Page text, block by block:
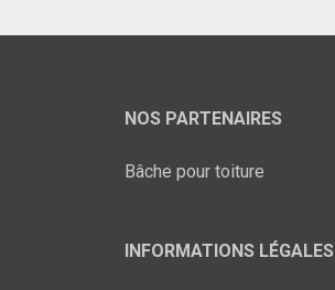
NOS PARTENAIRES
Bâche pour toiture
INFORMATIONS LÉGALES